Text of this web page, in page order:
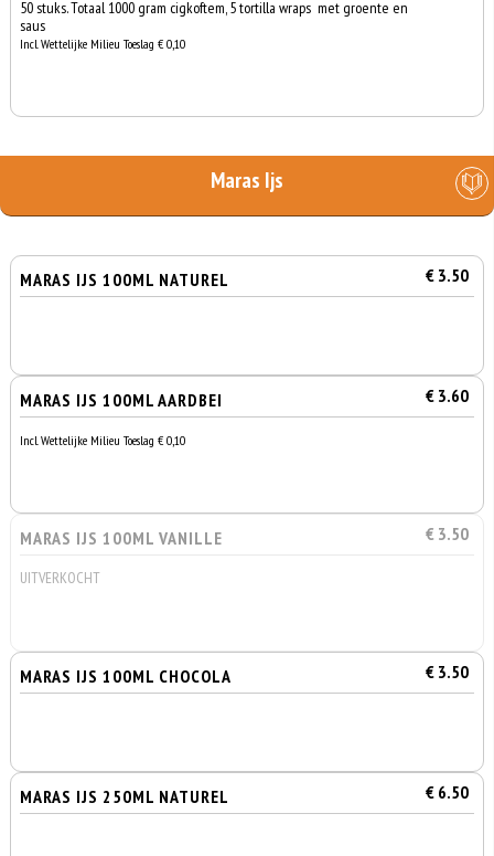
50 stuks. Totaal 1000 gram cigkoftem, 5 tortilla wraps met groente en
saus
Incl. Wettelijke Milieu Toeslag € 0,10
Maras Ijs
MARAS IJS 100ML NATUREL € 3.50
MARAS IJS 100ML AARDBEI € 3.60
Incl. Wettelijke Milieu Toeslag € 0,10
MARAS IJS 100ML VANILLE € 3.50
UITVERKOCHT
MARAS IJS 100ML CHOCOLA € 3.50
MARAS IJS 250ML NATUREL € 6.50